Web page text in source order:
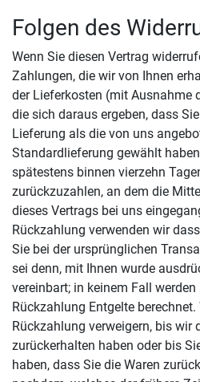
Folgen des
Wenn Sie diesen Vertrag
Zahlungen, die wir von Ihnen
der Lieferkosten (mit Ausnahme
die sich daraus ergeben, dass
Lieferung als die von uns
Standardlieferung gewählt
spätestens binnen vierzehn
zurückzuzahlen, an dem die
dieses Vertrags bei uns
Rückzahlung verwenden wir
Sie bei der ursprünglichen
sei denn, mit Ihnen wurde
vereinbart; in keinem Fall
Rückzahlung Entgelte
Rückzahlung verweigern, bis wir
zurückerhalten haben oder bis
haben, dass Sie die Waren